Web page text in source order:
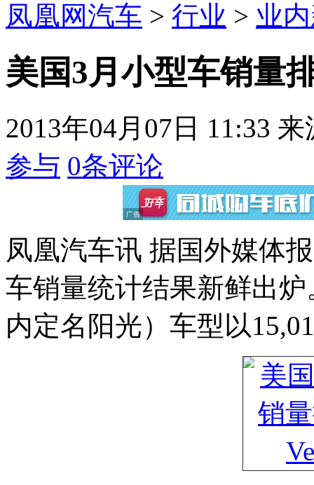
凤凰网汽车 > 行业 > 业
美国3月小型车销量
2013年04月07日 11:33 来
参与 0条评论
凤凰汽车讯 据国外媒体
车销量统计结果新鲜出
内定名阳光）车型以